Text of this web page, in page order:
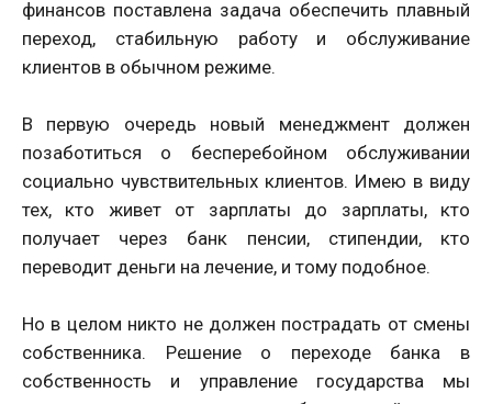
финансов поставлена задача обеспечить плавный
переход, стабильную работу и обслуживание
клиентов в обычном режиме.
В первую очередь новый менеджмент должен
позаботиться о бесперебойном обслуживании
социально чувствительных клиентов. Имею в виду
тех, кто живет от зарплаты до зарплаты, кто
получает через банк пенсии, стипендии, кто
переводит деньги на лечение, и тому подобное.
Но в целом никто не должен пострадать от смены
собственника. Решение о переходе банка в
собственность и управление государства мы